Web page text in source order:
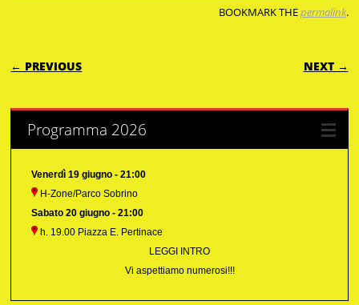
BOOKMARK THEpermalink.
POST NAVIGATION
← PREVIOUS NEXT →
Programma 2026
Venerdì 19 giugno - 21:00
H-Zone/Parco Sobrino
Sabato 20 giugno - 21:00
h. 19.00 Piazza E. Pertinace
LEGGI INTRO
Vi aspettiamo numerosi!!!